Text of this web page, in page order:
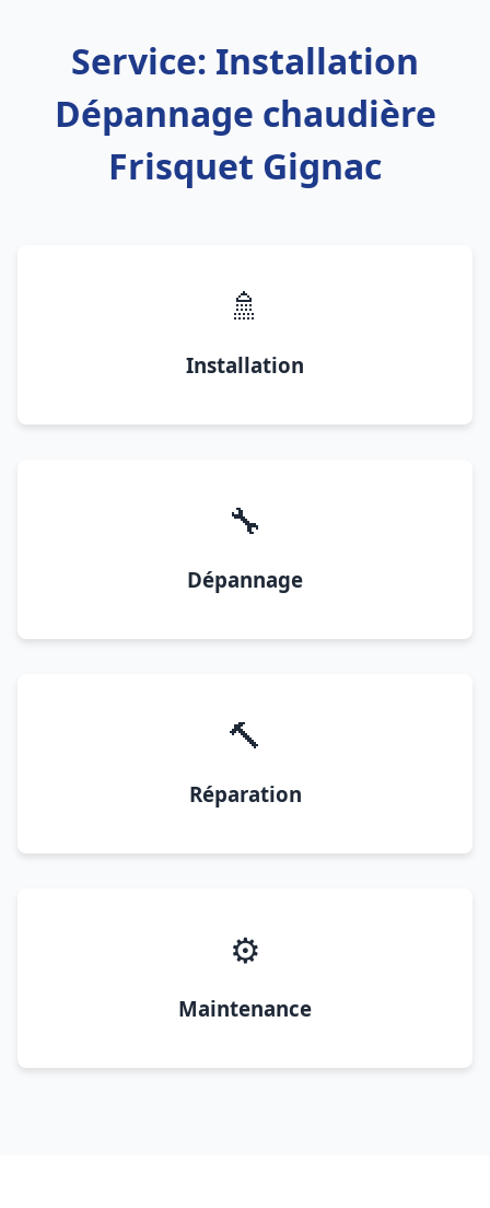
Service: Installation
Dépannage chaudière
Frisquet Gignac
🚿
Installation
🔧
Dépannage
🔨
Réparation
⚙️
Maintenance